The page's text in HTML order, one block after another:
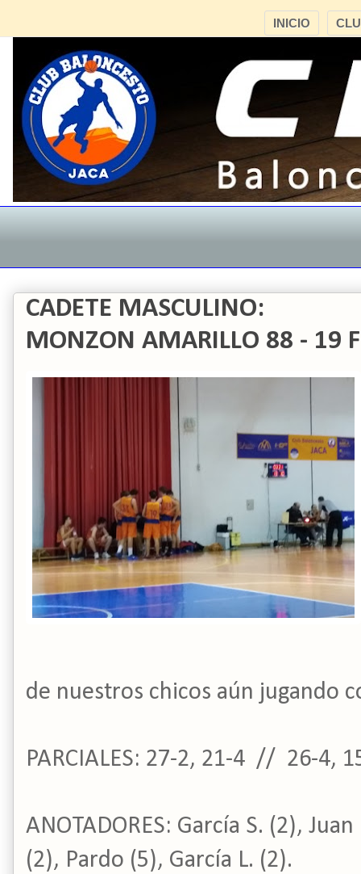
INICIO
CADETE MASCULINO:
MONZON AMARILLO 88 - 19
de nuestros chicos aún jugando
PARCIALES: 27-2, 21-4 // 26-4,
ANOTADORES: García S. (2),
(2), Pardo (5), García L. (2).